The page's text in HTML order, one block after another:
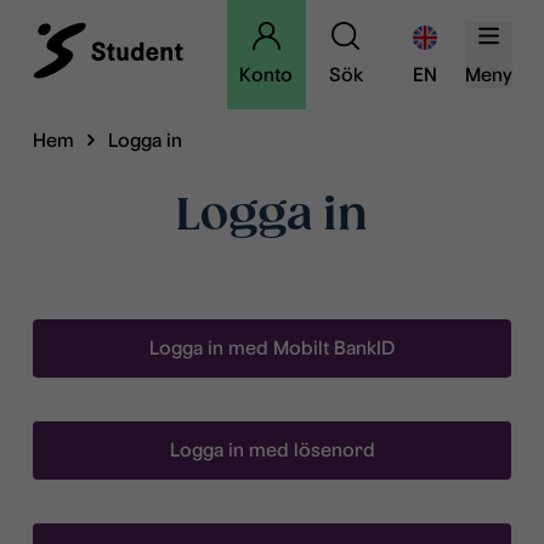
Konto Sök EN Meny
Hem Logga in
Logga in
Logga in med Mobilt BankID
Logga in med lösenord